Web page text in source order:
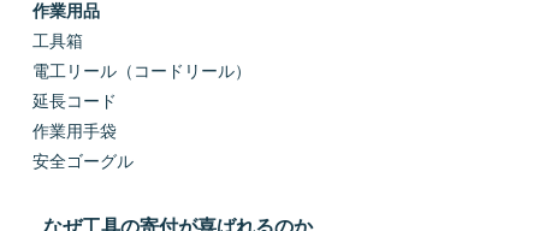
作業用品
工具箱
電工リール（コードリール）
延長コード
作業用手袋
安全ゴーグル
なぜ工具の寄付が喜ばれるのか